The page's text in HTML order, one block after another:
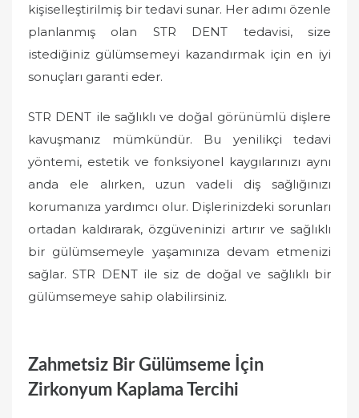
kişiselleştirilmiş bir tedavi sunar. Her adımı özenle
planlanmış olan STR DENT tedavisi, size
istediğiniz gülümsemeyi kazandırmak için en iyi
sonuçları garanti eder.
STR DENT ile sağlıklı ve doğal görünümlü dişlere
kavuşmanız mümkündür. Bu yenilikçi tedavi
yöntemi, estetik ve fonksiyonel kaygılarınızı aynı
anda ele alırken, uzun vadeli diş sağlığınızı
korumanıza yardımcı olur. Dişlerinizdeki sorunları
ortadan kaldırarak, özgüveninizi artırır ve sağlıklı
bir gülümsemeyle yaşamınıza devam etmenizi
sağlar. STR DENT ile siz de doğal ve sağlıklı bir
gülümsemeye sahip olabilirsiniz.
Zahmetsiz Bir Gülümseme İçin
Zirkonyum Kaplama Tercihi